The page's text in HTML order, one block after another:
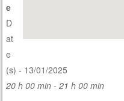
e
D
at
e
(s) - 13/01/2025
20 h 00 min - 21 h 00 min